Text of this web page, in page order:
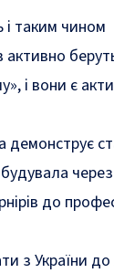
і таким чином
і вони є
демонструє
до
з України до